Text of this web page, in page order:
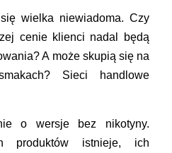
wielka niewiadoma. Czy
cenie klienci nadal będą
A może skupią się na
Sieci handlowe
o wersje bez nikotyny.
produktów istnieje, ich